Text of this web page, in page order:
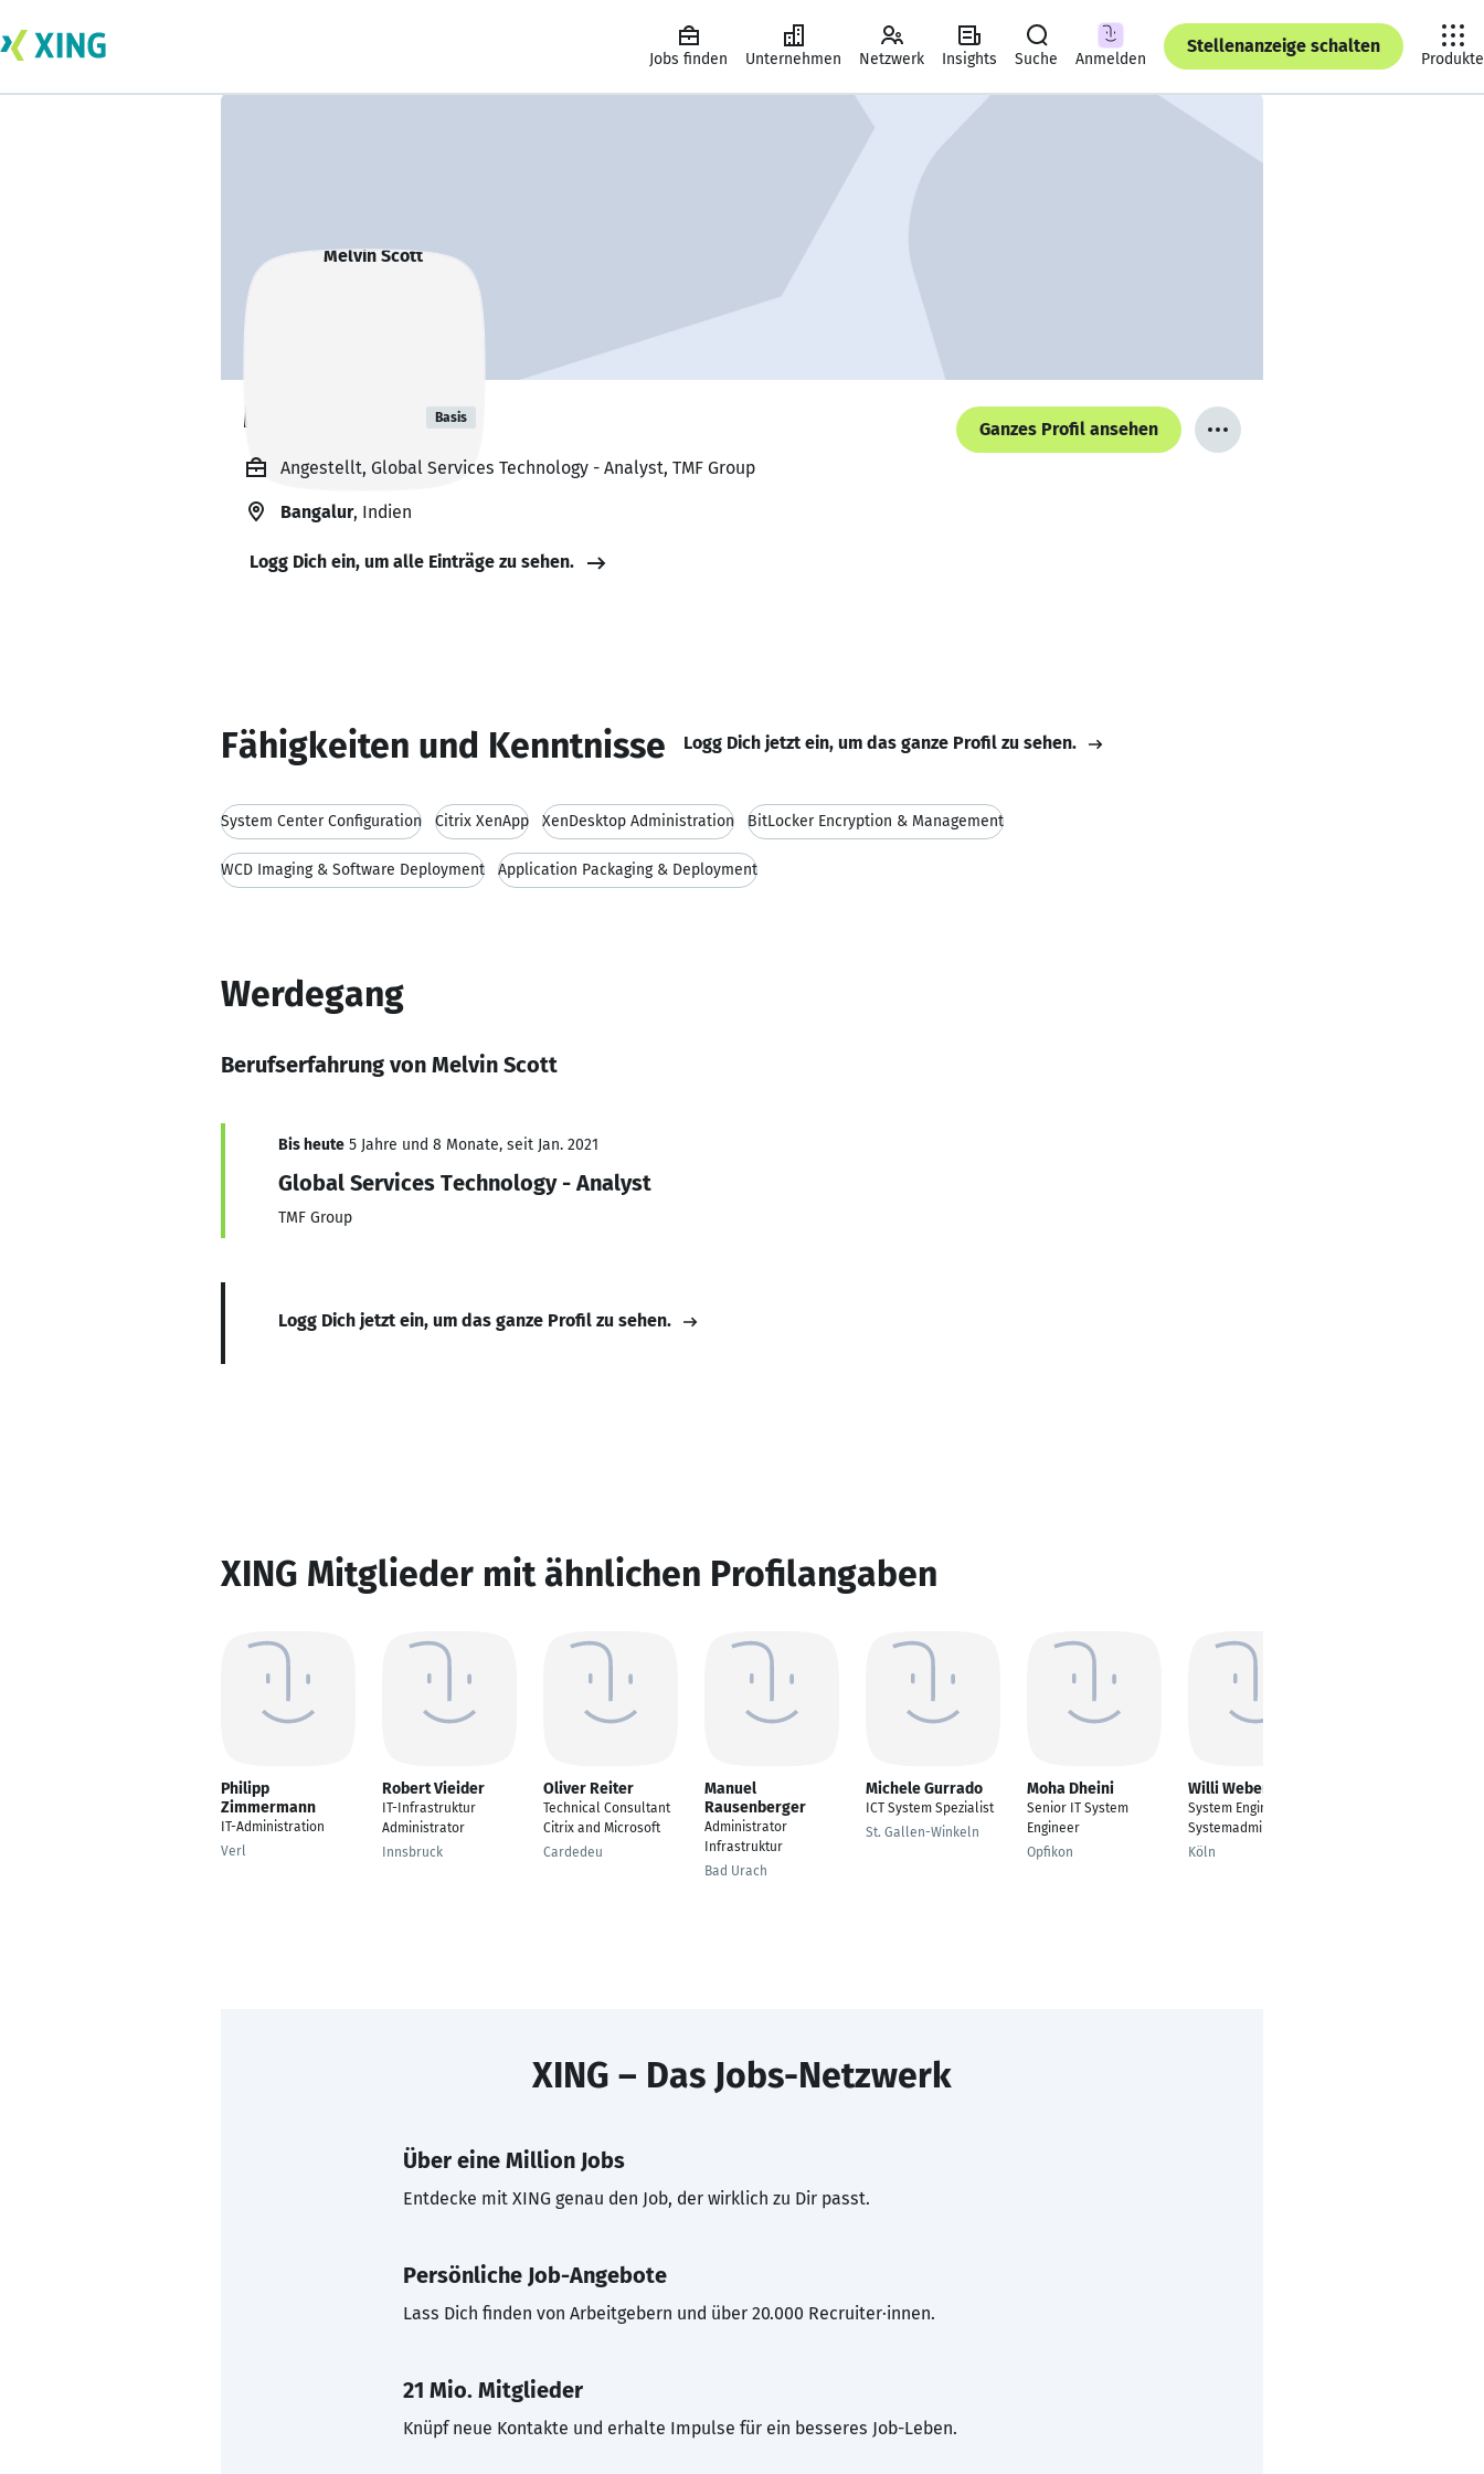
Jobs finden Unternehmen Netzwerk Insights Suche Anmelden
Stellenanzeige schalten
Produkte
Melvin Scott Basis
Ganzes Profil ansehen
Angestellt, Global Services Technology - Analyst, TMF Group
Bangalur, Indien
Logg Dich ein, um alle Einträge zu sehen.
Fähigkeiten und Kenntnisse Logg Dich jetzt ein, um das ganze Profil zu sehen.
System Center Configuration Citrix XenApp XenDesktop Administration BitLocker Encryption & Management
WCD Imaging & Software Deployment Application Packaging & Deployment
Werdegang
Berufserfahrung von Melvin Scott
Bis heute 5 Jahre und 8 Monate, seit Jan. 2021
Global Services Technology - Analyst
TMF Group
Logg Dich jetzt ein, um das ganze Profil zu sehen.
XING Mitglieder mit ähnlichen Profilangaben
Philipp
Zimmermann
IT-Administration
Verl
Robert Vieider
IT-Infrastruktur
Administrator
Innsbruck
Oliver Reiter
Technical Consultant
Citrix and Microsoft
Cardedeu
Manuel
Rausenberger
Administrator
Infrastruktur
Bad Urach
Michele Gurrado
ICT System Spezialist
St. Gallen-Winkeln
Moha Dheini
Senior IT System
Engineer
Opfikon
Willi Weber
System Engineer /
Systemadministrator
Köln
XING – Das Jobs-Netzwerk
Über eine Million Jobs
Entdecke mit XING genau den Job, der wirklich zu Dir passt.
Persönliche Job-Angebote
Lass Dich finden von Arbeitgebern und über 20.000 Recruiter·innen.
21 Mio. Mitglieder
Knüpf neue Kontakte und erhalte Impulse für ein besseres Job-Leben.